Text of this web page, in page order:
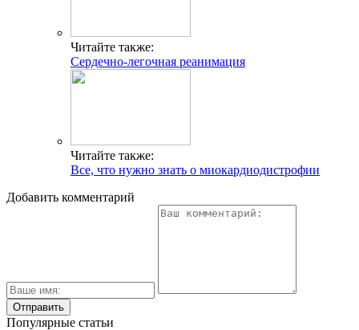
Читайте также:
Сердечно-легочная реанимация
Читайте также:
Все, что нужно знать о миокардиодистрофии
Добавить комментарий
Популярные статьи